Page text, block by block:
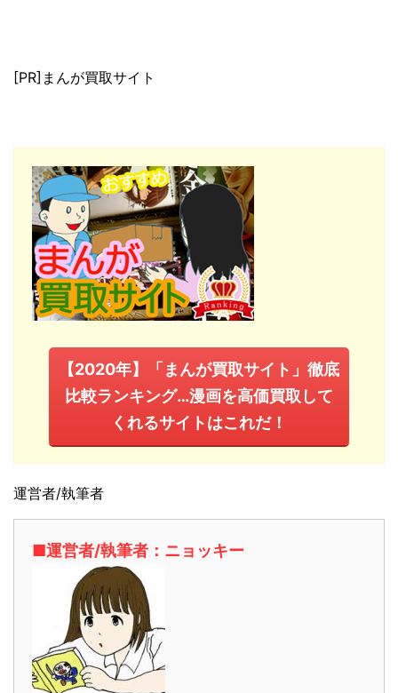
[PR]まんが買取サイト
【2020年】「まんが買取サイト」徹底
比較ランキング…漫画を高価買取して
くれるサイトはこれだ！
運営者/執筆者
■運営者/執筆者：ニョッキー